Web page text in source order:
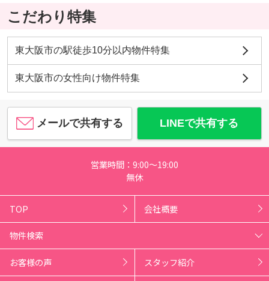
こだわり特集
東大阪市の駅徒歩10分以内物件特集
東大阪市の女性向け物件特集
メールで共有する LINEで共有する
営業時間：9:00～19:00
無休
TOP 会社概要
物件検索
お客様の声 スタッフ紹介